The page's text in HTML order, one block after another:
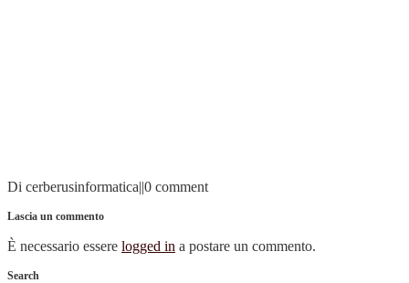
Di cerberusinformatica||0 comment
Lascia un commento
È necessario essere logged in a postare un commento.
Search